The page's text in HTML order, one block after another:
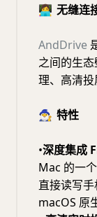
👩‍💻 无缝连
AndDrive
之间的生
理、高清投
🧙‍♂️ 特性
•深度集成
Mac 的一
直接读写
macOS 原